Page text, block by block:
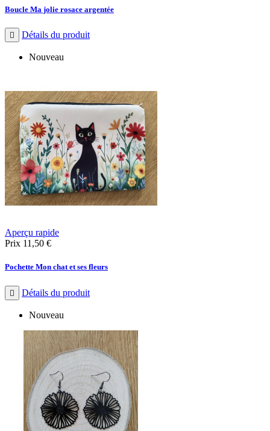
Boucle Ma jolie rosace argentée
 Détails du produit
Nouveau
Aperçu rapide
Prix 11,50 €
Pochette Mon chat et ses fleurs
 Détails du produit
Nouveau